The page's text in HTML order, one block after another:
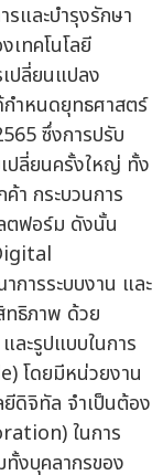
และบำรุงรักษา
เทคโนโลยี
ปลี่ยนแปลง
กำหนดยุทธศาสตร์
ซึ่งการปรับ
ปลี่ยนครั้งใหญ่ ทั้ง
า กระบวนการ
ตฟอร์ม ดังนั้น
ารระบบงาน และ
ทธิภาพ ด้วย
ละรูปแบบในการ
โดยมีหน่วยงาน
ดิจิทัล จำเป็นต้อง
ในการ
งบุคลากรของ